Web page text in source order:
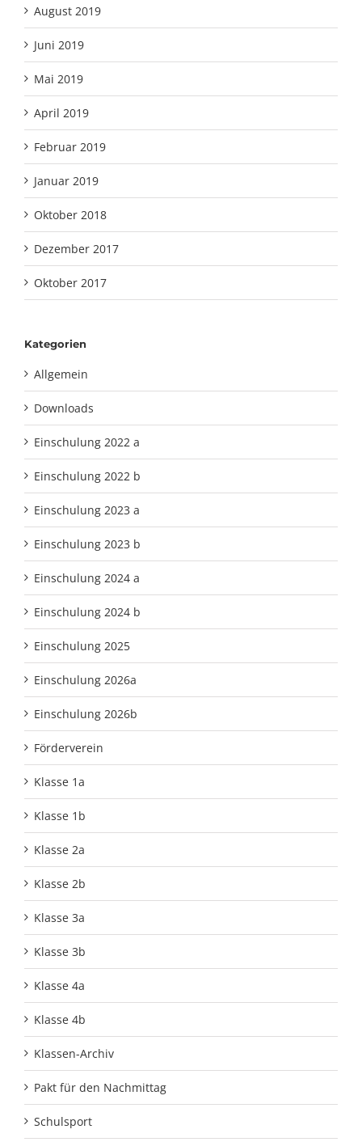
August 2019
Juni 2019
Mai 2019
April 2019
Februar 2019
Januar 2019
Oktober 2018
Dezember 2017
Oktober 2017
Kategorien
Allgemein
Downloads
Einschulung 2022 a
Einschulung 2022 b
Einschulung 2023 a
Einschulung 2023 b
Einschulung 2024 a
Einschulung 2024 b
Einschulung 2025
Einschulung 2026a
Einschulung 2026b
Förderverein
Klasse 1a
Klasse 1b
Klasse 2a
Klasse 2b
Klasse 3a
Klasse 3b
Klasse 4a
Klasse 4b
Klassen-Archiv
Pakt für den Nachmittag
Schulsport